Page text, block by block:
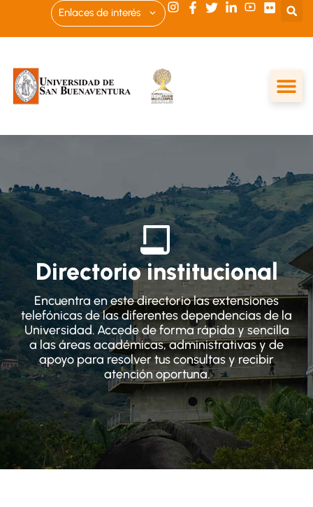
Enlaces de interés
Directorio institucional
Encuentra en este directorio las extensiones
telefónicas de las diferentes dependencias de la
Universidad. Accede de forma rápida y sencilla
a las áreas académicas, administrativas y de
apoyo para resolver tus consultas y recibir
atención oportuna.